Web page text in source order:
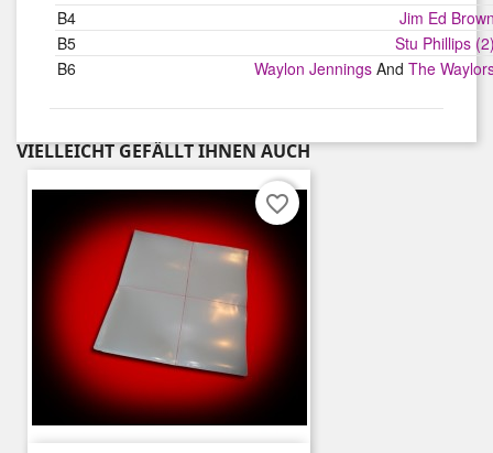
B4
Jim Ed
B5
Stu Phillips
B6
Waylon Jennings And The
VIELLEICHT GEFÄLLT IHNEN AUCH
favorite_border